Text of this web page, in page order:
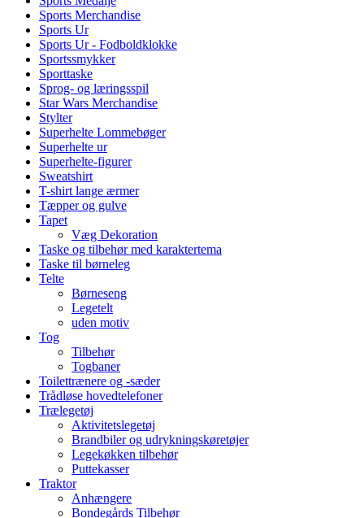
Sports Merchandise
Sports Ur
Sports Ur - Fodboldklokke
Sportssmykker
Sporttaske
Sprog- og læringsspil
Star Wars Merchandise
Stylter
Superhelte Lommebøger
Superhelte ur
Superhelte-figurer
Sweatshirt
T-shirt lange ærmer
Tæpper og gulve
Tapet
Væg Dekoration
Taske og tilbehør med karaktertema
Taske til børneleg
Telte
Børneseng
Legetelt
uden motiv
Tog
Tilbehør
Togbaner
Toilettrænere og -sæder
Trådløse hovedtelefoner
Trælegetøj
Aktivitetslegetøj
Brandbiler og udrykningskøretøjer
Legekøkken tilbehør
Puttekasser
Traktor
Anhængere
Bondegårds Tilbehør